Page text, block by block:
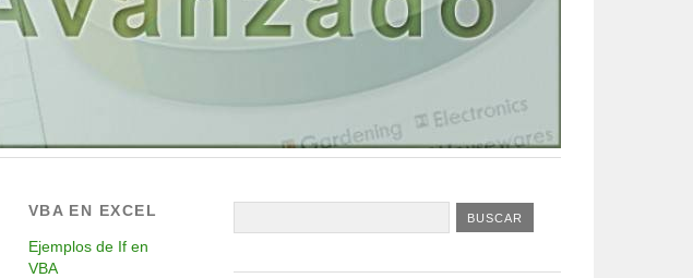
VBA EN EXCEL
Ejemplos de If en
VBA